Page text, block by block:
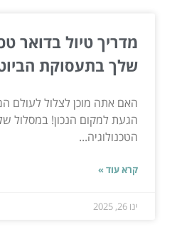
מדריך טיול בדואר
שלך בתעסוקת
האם אתה מוכן לצלול לעולם
הגעת למקום הנכון! במסלול
הטכנולוגיה...
קרא עוד »
ינו 26, 2025